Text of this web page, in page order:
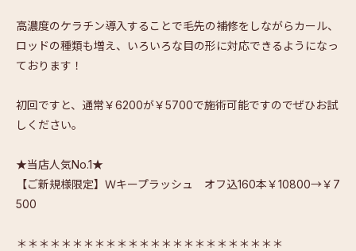
高濃度のケラチン導入することで毛先の補修をしながらカール、
ロッドの種類も増え、いろいろな目の形に対応できるようになっ
ております！
初回ですと、通常￥6200が￥5700で施術可能ですのでぜひお試
しください。
★当店人気No.1★
【ご新規様限定】Ｗキープラッシュ オフ込160本￥10800→￥7
500
＊＊＊＊＊＊＊＊＊＊＊＊＊＊＊＊＊＊＊＊＊＊＊＊